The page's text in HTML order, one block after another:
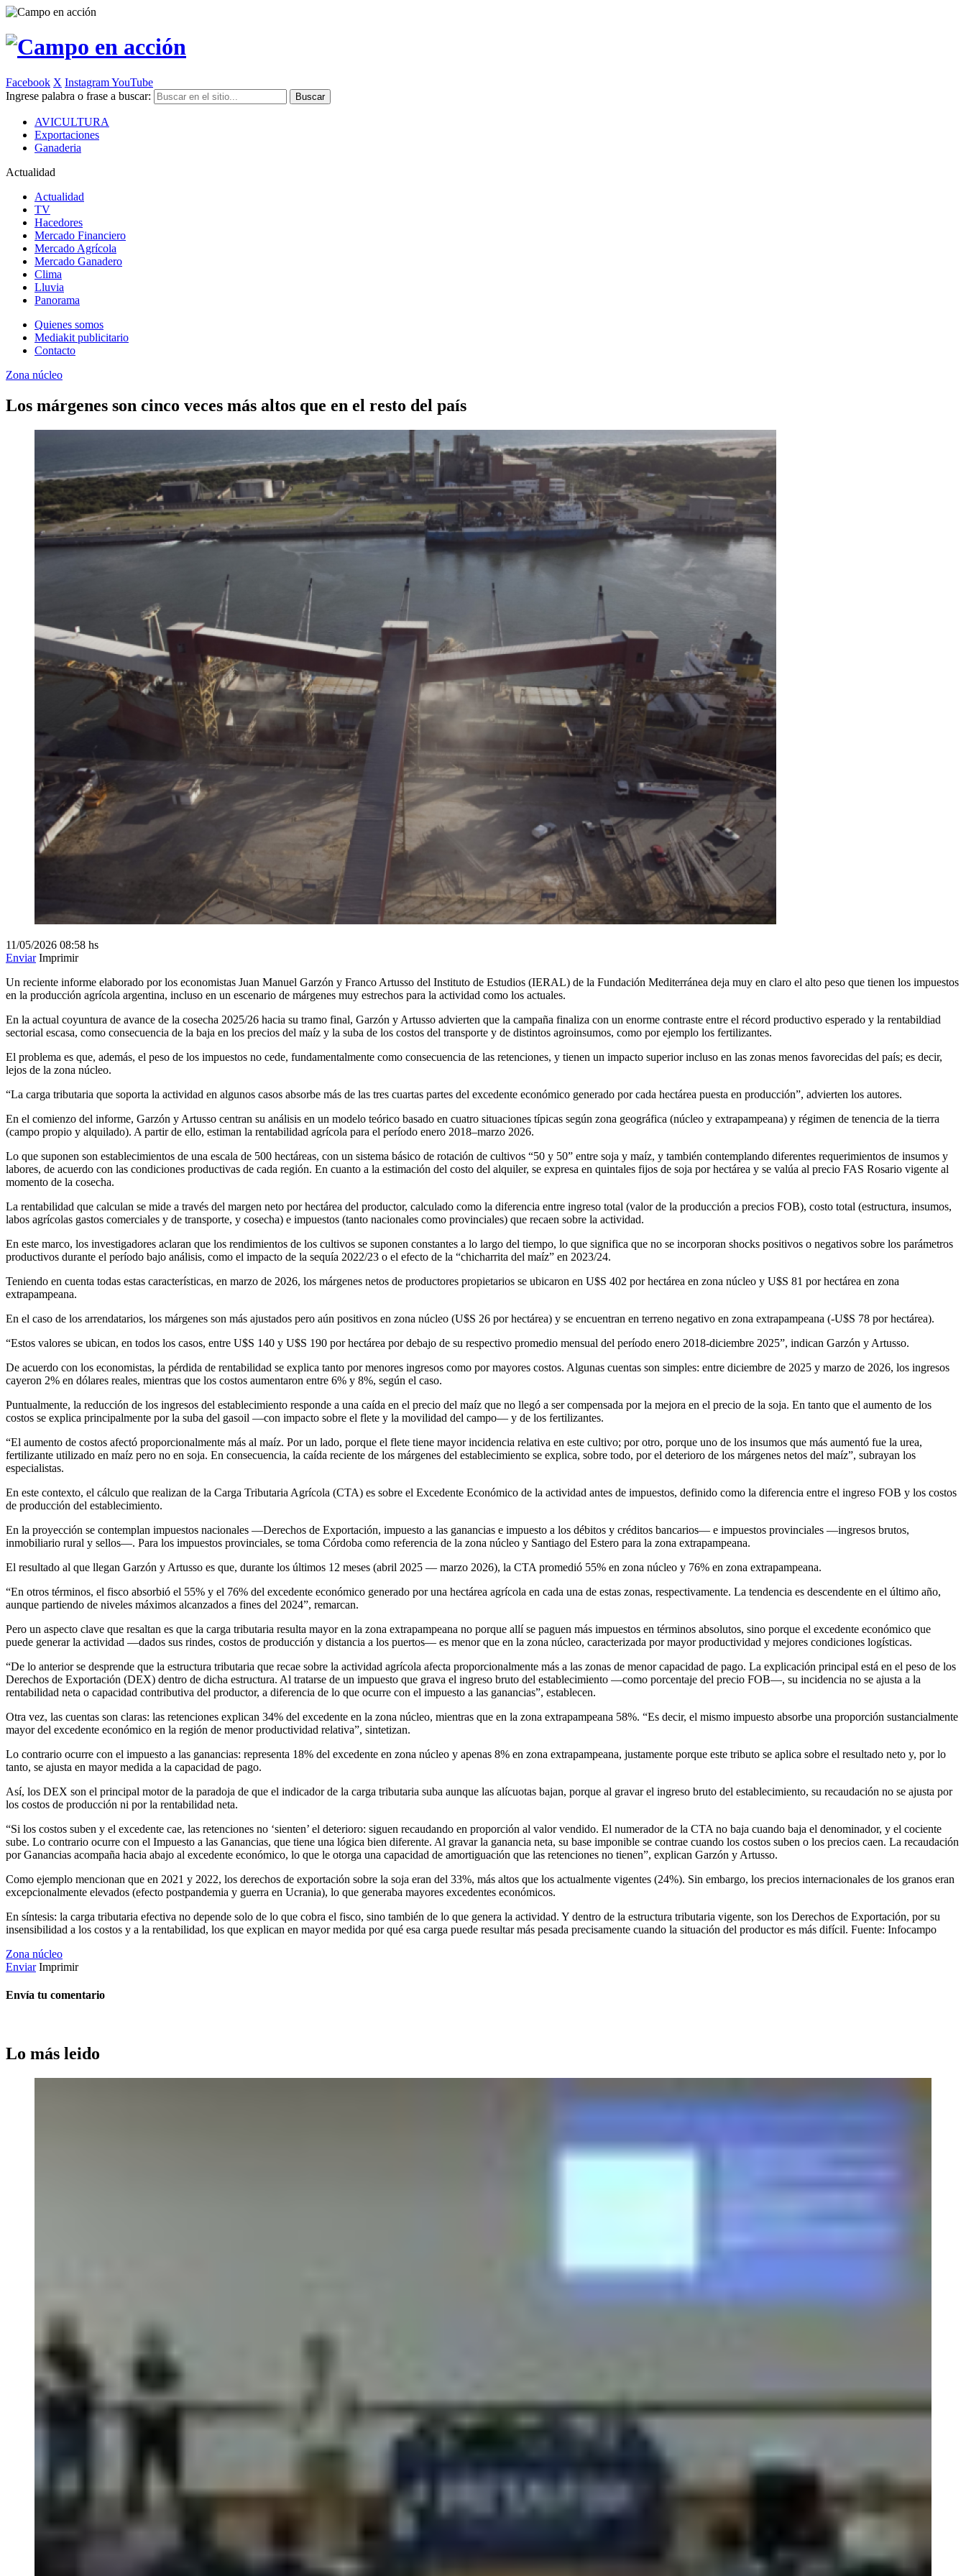
Facebook X InstagramYouTube
Ingrese palabra o frase a buscar:
AVICULTURA
Exportaciones
Ganaderia
Actualidad
Actualidad
TV
Hacedores
Mercado Financiero
Mercado Agrícola
Mercado Ganadero
Clima
Lluvia
Panorama
Quienes somos
Mediakit publicitario
Contacto
Zona núcleo
Los márgenes son cinco veces más altos que en el resto del país
11/05/2026 08:58 hs
Enviar Imprimir
Un reciente informe elaborado por los economistas Juan Manuel Garzón y Franco Artusso del Instituto de Estudios (IERAL) de la Fundación Mediterránea deja muy en claro el alto peso que tienen los impuestos
en la producción agrícola argentina, incluso en un escenario de márgenes muy estrechos para la actividad como los actuales.
En la actual coyuntura de avance de la cosecha 2025/26 hacia su tramo final, Garzón y Artusso advierten que la campaña finaliza con un enorme contraste entre el récord productivo esperado y la rentabildiad
sectorial escasa, como consecuencia de la baja en los precios del maíz y la suba de los costos del transporte y de distintos agroinsumos, como por ejemplo los fertilizantes.
El problema es que, además, el peso de los impuestos no cede, fundamentalmente como consecuencia de las retenciones, y tienen un impacto superior incluso en las zonas menos favorecidas del país; es decir,
lejos de la zona núcleo.
“La carga tributaria que soporta la actividad en algunos casos absorbe más de las tres cuartas partes del excedente económico generado por cada hectárea puesta en producción”, advierten los autores.
En el comienzo del informe, Garzón y Artusso centran su análisis en un modelo teórico basado en cuatro situaciones típicas según zona geográfica (núcleo y extrapampeana) y régimen de tenencia de la tierra
(campo propio y alquilado). A partir de ello, estiman la rentabilidad agrícola para el período enero 2018–marzo 2026.
Lo que suponen son establecimientos de una escala de 500 hectáreas, con un sistema básico de rotación de cultivos “50 y 50” entre soja y maíz, y también contemplando diferentes requerimientos de insumos y
labores, de acuerdo con las condiciones productivas de cada región. En cuanto a la estimación del costo del alquiler, se expresa en quintales fijos de soja por hectárea y se valúa al precio FAS Rosario vigente al
momento de la cosecha.
La rentabilidad que calculan se mide a través del margen neto por hectárea del productor, calculado como la diferencia entre ingreso total (valor de la producción a precios FOB), costo total (estructura, insumos,
labos agrícolas gastos comerciales y de transporte, y cosecha) e impuestos (tanto nacionales como provinciales) que recaen sobre la actividad.
En este marco, los investigadores aclaran que los rendimientos de los cultivos se suponen constantes a lo largo del tiempo, lo que significa que no se incorporan shocks positivos o negativos sobre los parámetros
productivos durante el período bajo análisis, como el impacto de la sequía 2022/23 o el efecto de la “chicharrita del maíz” en 2023/24.
Teniendo en cuenta todas estas características, en marzo de 2026, los márgenes netos de productores propietarios se ubicaron en U$S 402 por hectárea en zona núcleo y U$S 81 por hectárea en zona
extrapampeana.
En el caso de los arrendatarios, los márgenes son más ajustados pero aún positivos en zona núcleo (U$S 26 por hectárea) y se encuentran en terreno negativo en zona extrapampeana (-U$S 78 por hectárea).
“Estos valores se ubican, en todos los casos, entre U$S 140 y U$S 190 por hectárea por debajo de su respectivo promedio mensual del período enero 2018-diciembre 2025”, indican Garzón y Artusso.
De acuerdo con los economistas, la pérdida de rentabilidad se explica tanto por menores ingresos como por mayores costos. Algunas cuentas son simples: entre diciembre de 2025 y marzo de 2026, los ingresos
cayeron 2% en dólares reales, mientras que los costos aumentaron entre 6% y 8%, según el caso.
Puntualmente, la reducción de los ingresos del establecimiento responde a una caída en el precio del maíz que no llegó a ser compensada por la mejora en el precio de la soja. En tanto que el aumento de los
costos se explica principalmente por la suba del gasoil —con impacto sobre el flete y la movilidad del campo— y de los fertilizantes.
“El aumento de costos afectó proporcionalmente más al maíz. Por un lado, porque el flete tiene mayor incidencia relativa en este cultivo; por otro, porque uno de los insumos que más aumentó fue la urea,
fertilizante utilizado en maíz pero no en soja. En consecuencia, la caída reciente de los márgenes del establecimiento se explica, sobre todo, por el deterioro de los márgenes netos del maíz”, subrayan los
especialistas.
En este contexto, el cálculo que realizan de la Carga Tributaria Agrícola (CTA) es sobre el Excedente Económico de la actividad antes de impuestos, definido como la diferencia entre el ingreso FOB y los costos
de producción del establecimiento.
En la proyección se contemplan impuestos nacionales —Derechos de Exportación, impuesto a las ganancias e impuesto a los débitos y créditos bancarios— e impuestos provinciales —ingresos brutos,
inmobiliario rural y sellos—. Para los impuestos provinciales, se toma Córdoba como referencia de la zona núcleo y Santiago del Estero para la zona extrapampeana.
El resultado al que llegan Garzón y Artusso es que, durante los últimos 12 meses (abril 2025 — marzo 2026), la CTA promedió 55% en zona núcleo y 76% en zona extrapampeana.
“En otros términos, el fisco absorbió el 55% y el 76% del excedente económico generado por una hectárea agrícola en cada una de estas zonas, respectivamente. La tendencia es descendente en el último año,
aunque partiendo de niveles máximos alcanzados a fines del 2024”, remarcan.
Pero un aspecto clave que resaltan es que la carga tributaria resulta mayor en la zona extrapampeana no porque allí se paguen más impuestos en términos absolutos, sino porque el excedente económico que
puede generar la actividad —dados sus rindes, costos de producción y distancia a los puertos— es menor que en la zona núcleo, caracterizada por mayor productividad y mejores condiciones logísticas.
“De lo anterior se desprende que la estructura tributaria que recae sobre la actividad agrícola afecta proporcionalmente más a las zonas de menor capacidad de pago. La explicación principal está en el peso de los
Derechos de Exportación (DEX) dentro de dicha estructura. Al tratarse de un impuesto que grava el ingreso bruto del establecimiento —como porcentaje del precio FOB—, su incidencia no se ajusta a la
rentabilidad neta o capacidad contributiva del productor, a diferencia de lo que ocurre con el impuesto a las ganancias”, establecen.
Otra vez, las cuentas son claras: las retenciones explican 34% del excedente en la zona núcleo, mientras que en la zona extrapampeana 58%. “Es decir, el mismo impuesto absorbe una proporción sustancialmente
mayor del excedente económico en la región de menor productividad relativa”, sintetizan.
Lo contrario ocurre con el impuesto a las ganancias: representa 18% del excedente en zona núcleo y apenas 8% en zona extrapampeana, justamente porque este tributo se aplica sobre el resultado neto y, por lo
tanto, se ajusta en mayor medida a la capacidad de pago.
Así, los DEX son el principal motor de la paradoja de que el indicador de la carga tributaria suba aunque las alícuotas bajan, porque al gravar el ingreso bruto del establecimiento, su recaudación no se ajusta por
los costos de producción ni por la rentabilidad neta.
“Si los costos suben y el excedente cae, las retenciones no ‘sienten’ el deterioro: siguen recaudando en proporción al valor vendido. El numerador de la CTA no baja cuando baja el denominador, y el cociente
sube. Lo contrario ocurre con el Impuesto a las Ganancias, que tiene una lógica bien diferente. Al gravar la ganancia neta, su base imponible se contrae cuando los costos suben o los precios caen. La recaudación
por Ganancias acompaña hacia abajo al excedente económico, lo que le otorga una capacidad de amortiguación que las retenciones no tienen”, explican Garzón y Artusso.
Como ejemplo mencionan que en 2021 y 2022, los derechos de exportación sobre la soja eran del 33%, más altos que los actualmente vigentes (24%). Sin embargo, los precios internacionales de los granos eran
excepcionalmente elevados (efecto postpandemia y guerra en Ucrania), lo que generaba mayores excedentes económicos.
En síntesis: la carga tributaria efectiva no depende solo de lo que cobra el fisco, sino también de lo que genera la actividad. Y dentro de la estructura tributaria vigente, son los Derechos de Exportación, por su
insensibilidad a los costos y a la rentabilidad, los que explican en mayor medida por qué esa carga puede resultar más pesada precisamente cuando la situación del productor es más difícil. Fuente: Infocampo
Zona núcleo
Enviar Imprimir
Envía tu comentario
Lo más leido